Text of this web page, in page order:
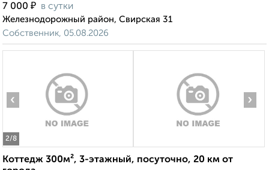
7 000 ₽ в сутки
Железнодорожный район, Свирская 31
Собственник, 05.08.2026
2/8
‹ ›
Коттедж 300м², 3-этажный, посуточно, 20 км от